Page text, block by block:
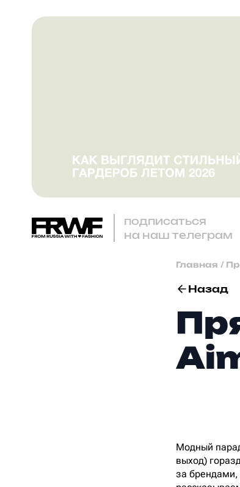
подписаться
на наш телеграм
Главная /
Назад
Модный
выход)
за брендами,